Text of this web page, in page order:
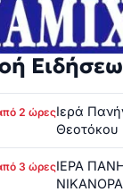
2 ώρεςΙερά
Θεοτόκου
3 ώρεςΙΕΡΑ